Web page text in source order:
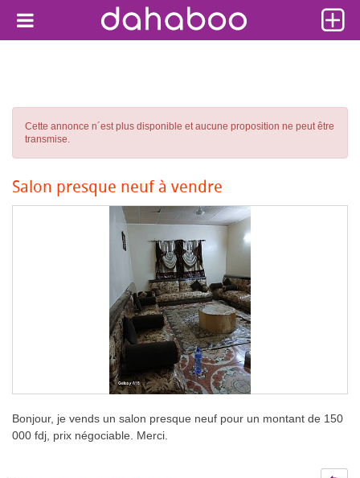
Cette annonce n´est plus disponible et aucune proposition ne peut être
transmise.
Salon presque neuf à vendre
Bonjour, je vends un salon presque neuf pour un montant de 150
000 fdj, prix négociable. Merci.